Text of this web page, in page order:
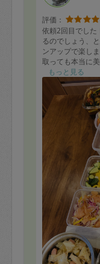
評価：
依頼2回目でした
るのでしょう、
ンアップで楽し
取っても本当に
くさんの知人に
もありがとうご
もっと見る